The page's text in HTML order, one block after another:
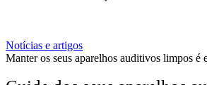
Notícias e artigos
Manter os seus aparelhos auditivos limpos é